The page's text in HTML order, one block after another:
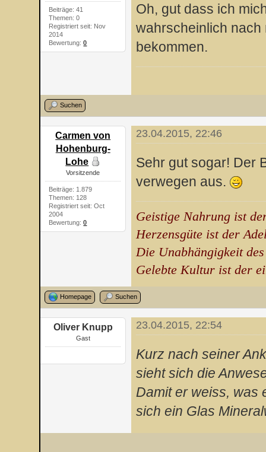
Beiträge: 41
Themen: 0
Registriert seit: Nov
2014
Bewertung:0
Oh, gut dass ich
wahrscheinlich nach
bekommen.
Suchen
Carmen von
Hohenburg-
Lohe
Vorsitzende
Beiträge: 1.879
Themen: 128
Registriert seit: Oct
2004
Bewertung:0
23.04.2015, 22:46
Sehr gut sogar! Der
verwegen aus.
Geistige Nahrung ist
Herzensgüte ist der
Die Unabhängigkeit
Gelebte Kultur ist der
Homepage Suchen
Oliver Knupp
Gast
23.04.2015, 22:54
Kurz nach seiner
sieht sich die
Damit er weiss, was
sich ein Glas